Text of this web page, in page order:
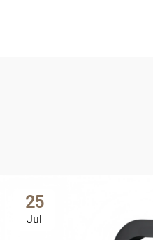
25
Jul